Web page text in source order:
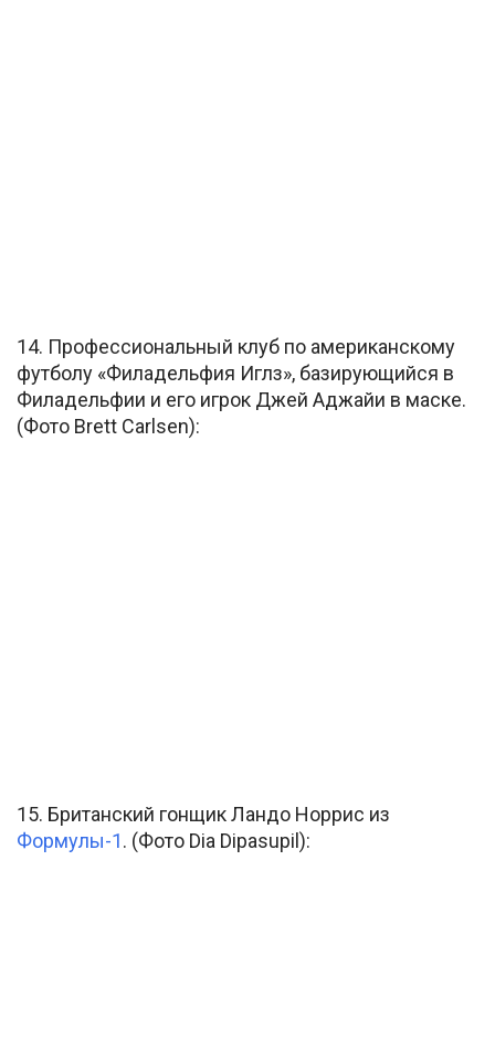
14. Профессиональный клуб по американскому
футболу «Филадельфия Иглз», базирующийся в
Филадельфии и его игрок Джей Аджайи в маске.
(Фото Brett Carlsen):
15. Британский гонщик Ландо Норрис из
Формулы-1. (Фото Dia Dipasupil):